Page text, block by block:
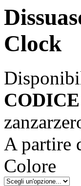
Clock
A partire
Colore